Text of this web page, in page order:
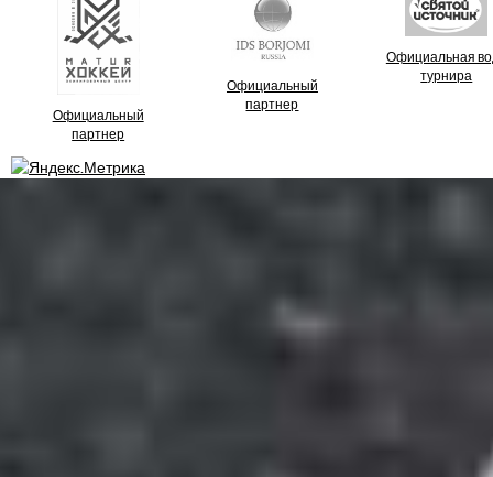
Официальный
партнер
Официальный
партнер
Официальная
турнира